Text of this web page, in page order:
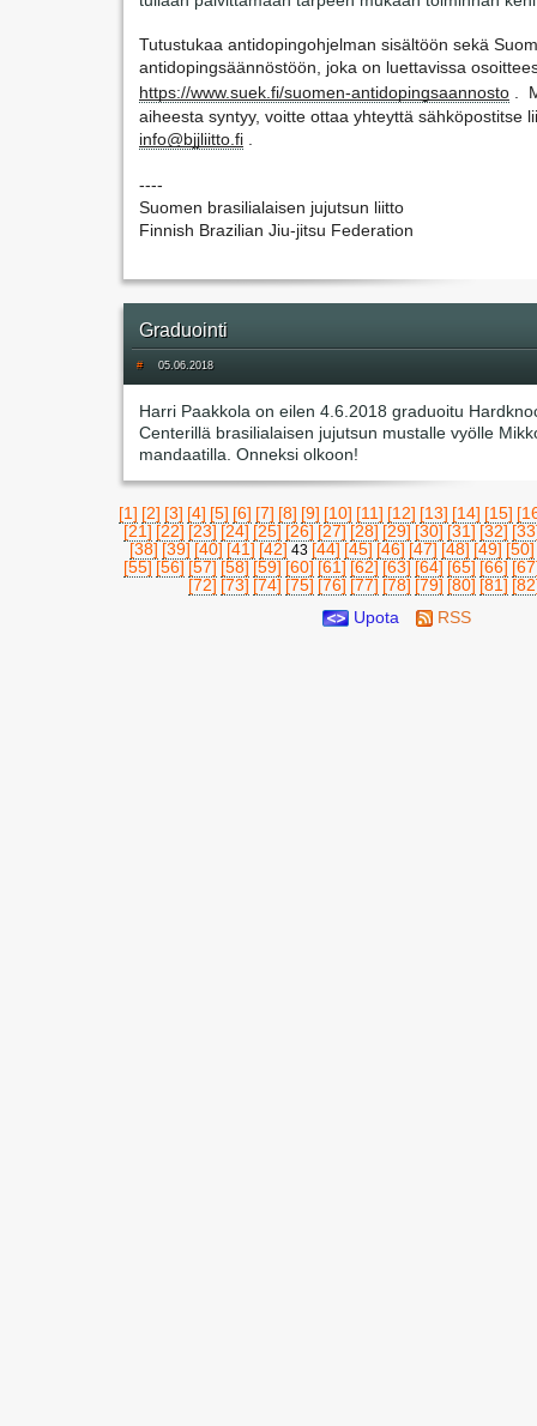
Tutustukaa antidopingohjelman sisältöön sekä
https://www.suek.fi/suomen-antidopingsaannosto .
info@bjjliitto.fi
----
Suomen brasilialaisen jujutsun liitto
Finnish Brazilian Jiu-jitsu Federation
Graduointi
# 05.06.2018
Harri Paakkola on eilen 4.6.2018 graduoitu
Centerillä brasilialaisen jujutsun mustalle vyölle
mandaatilla. Onneksi olkoon!
[1] [2] [3] [4] [5] [6] [7] [8] [9] [10] [11] [12] [13] [14] [15]
[21] [22] [23] [24] [25] [26] [27] [28] [29] [30] [31] [32]
[38] [39] [40] [41] [42] 43 [44] [45] [46] [47] [48] [49] [50]
[55] [56] [57] [58] [59] [60] [61] [62] [63] [64] [65] [66]
[72] [73] [74] [75] [76] [77] [78] [79] [80] [81]
Upota
RSS